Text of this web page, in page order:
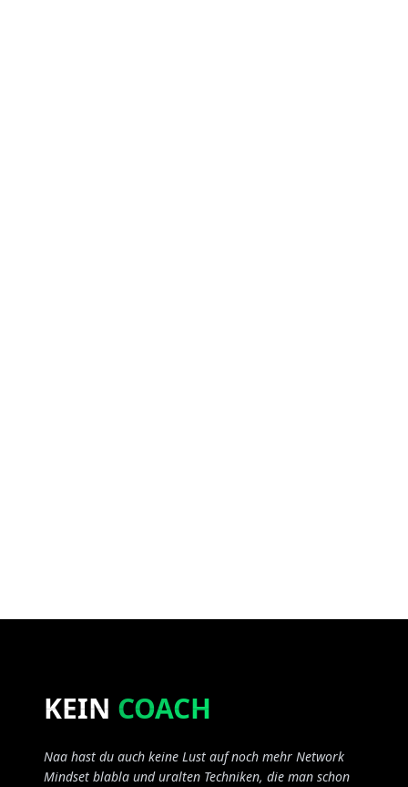
KEIN COACH
KEIN COACH
Naa hast du auch keine Lust auf noch mehr Network
Mindset blabla und uralten Techniken, die man schon